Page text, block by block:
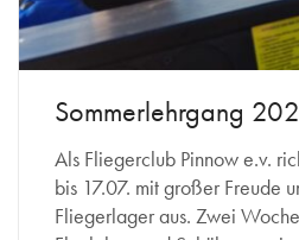
Sommerlehrgang
Als Fliegerclub Pinnow e.v.
bis 17.07. mit großer Freude
Fliegerlager aus. Zwei